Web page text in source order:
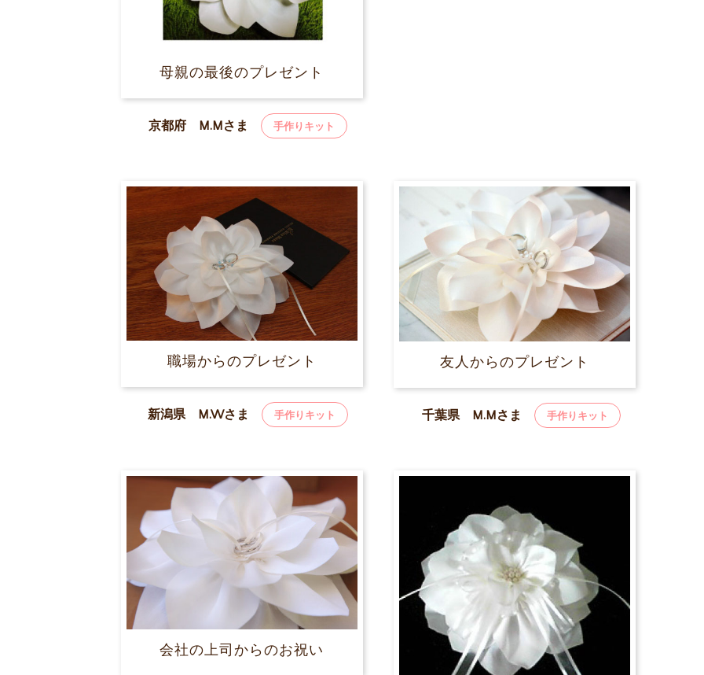
母親の最後のプレゼント
京都府 M.Mさま 手作りキット
職場からのプレゼント
新潟県 M.Wさま 手作りキット
友人からのプレゼント
千葉県 M.Mさま 手作りキット
会社の上司からのお祝い